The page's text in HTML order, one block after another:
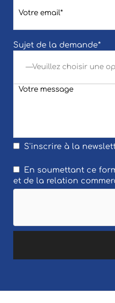
Sujet de la demande*
S'inscrire à la
En soumettant ce
et de la relation